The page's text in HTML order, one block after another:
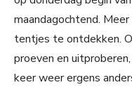
maandagochtend.
tentjes te ontdekken.
proeven en
keer weer ergens